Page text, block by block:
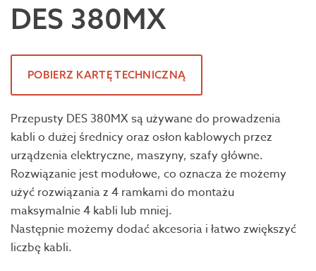
DES 380MX
POBIERZ KARTĘ TECHNICZNĄ
Przepusty DES 380MX są używane do prowadzenia
kabli o dużej średnicy oraz osłon kablowych przez
urządzenia elektryczne, maszyny, szafy główne.
Rozwiązanie jest modułowe, co oznacza że możemy
użyć rozwiązania z 4 ramkami do montażu
maksymalnie 4 kabli lub mniej.
Następnie możemy dodać akcesoria i łatwo zwiększyć
liczbę kabli.